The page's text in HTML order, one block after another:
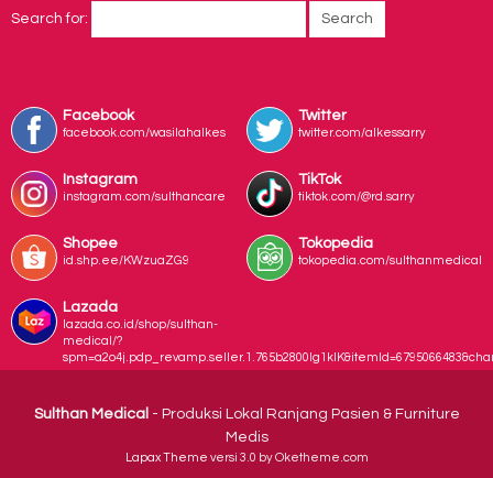
Search for:
Facebook
facebook.com/wasilahalkes
Twitter
twitter.com/alkessarry
Instagram
instagram.com/sulthancare
TikTok
tiktok.com/@rd.sarry
Shopee
id.shp.ee/KWzuaZG9
Tokopedia
tokopedia.com/sulthanmedical
Lazada
lazada.co.id/shop/sulthan-
medical/?
Sulthan Medical - Produksi Lokal Ranjang Pasien & Furniture
Medis
Lapax Theme versi 3.0 by Oketheme.com